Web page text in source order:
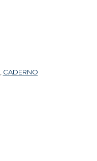
CADERNO